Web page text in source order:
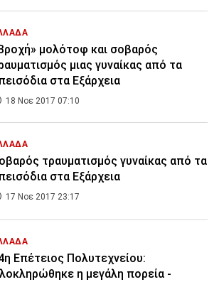
μολότοφ και σοβαρός
μιας γυναίκας από τα
στα Εξάρχεια
18 Νοε 2017 07:10
τραυματισμός γυναίκας από τα
στα Εξάρχεια
17 Νοε 2017 23:17
Επέτειος Πολυτεχνείου:
η μεγάλη πορεία -